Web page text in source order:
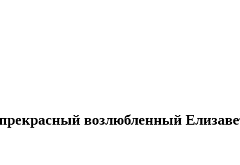
возлюбленный